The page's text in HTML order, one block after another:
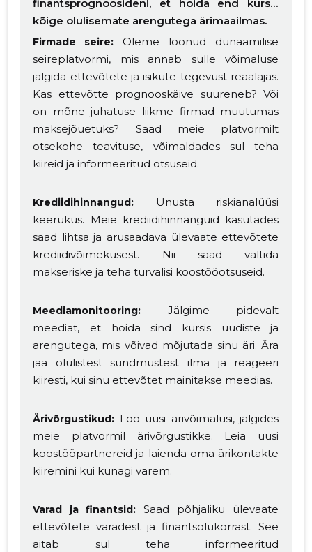
finantsprognoosideni, et hoida end kursis
kõige olulisemate arengutega ärimaailmas.
Firmade seire: Oleme loonud dünaamilise
seireplatvormi, mis annab sulle võimaluse
jälgida ettevõtete ja isikute tegevust reaalajas.
Kas ettevõtte prognooskäive suureneb? Või
on mõne juhatuse liikme firmad muutumas
maksejõuetuks? Saad meie platvormilt
otsekohe teavituse, võimaldades sul teha
kiireid ja informeeritud otsuseid.
Krediidihinnangud: Unusta riskianalüüsi
keerukus. Meie krediidihinnanguid kasutades
saad lihtsa ja arusaadava ülevaate ettevõtete
krediidivõimekusest. Nii saad vältida
makseriske ja teha turvalisi koostööotsuseid.
Meediamonitooring: Jälgime pidevalt
meediat, et hoida sind kursis uudiste ja
arengutega, mis võivad mõjutada sinu äri. Ära
jää olulistest sündmustest ilma ja reageeri
kiiresti, kui sinu ettevõtet mainitakse meedias.
Ärivõrgustikud: Loo uusi ärivõimalusi, jälgides
meie platvormil ärivõrgustikke. Leia uusi
koostööpartnereid ja laienda oma ärikontakte
kiiremini kui kunagi varem.
Varad ja finantsid: Saad põhjaliku ülevaate
ettevõtete varadest ja finantsolukorrast. See
aitab sul teha informeeritud